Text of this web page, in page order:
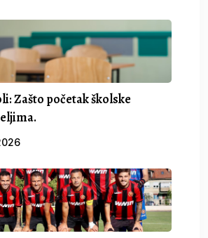
Zašto početak školske